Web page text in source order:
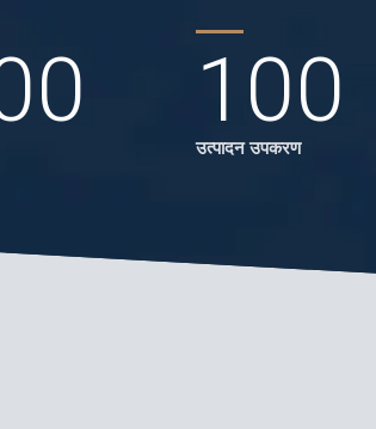
100
उत्पादन उपकरण